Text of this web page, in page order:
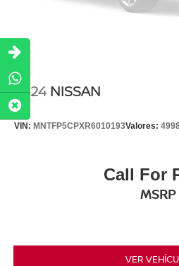
2024 NISSAN
VIN: MNTFP5CPXR6010193Valores:
Call For
MSRP
VER